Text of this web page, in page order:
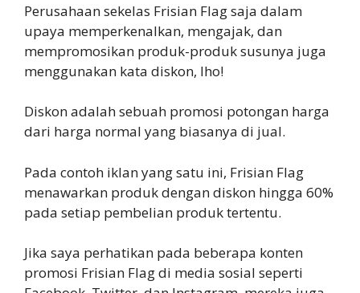
Perusahaan sekelas Frisian Flag saja dalam
upaya memperkenalkan, mengajak, dan
mempromosikan produk-produk susunya juga
menggunakan kata diskon, lho!
Diskon adalah sebuah promosi potongan harga
dari harga normal yang biasanya di jual.
Pada contoh iklan yang satu ini, Frisian Flag
menawarkan produk dengan diskon hingga 60%
pada setiap pembelian produk tertentu.
Jika saya perhatikan pada beberapa konten
promosi Frisian Flag di media sosial seperti